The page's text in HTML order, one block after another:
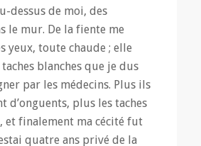
dessus de moi, des
le mur. De la fiente me
yeux, toute chaude ; elle
blanches que je dus
par les médecins. Plus ils
d’onguents, plus les taches
et finalement ma cécité fut
quatre ans privé de la